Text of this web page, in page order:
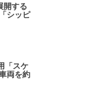
開する
シッピ
「スケ
両を約